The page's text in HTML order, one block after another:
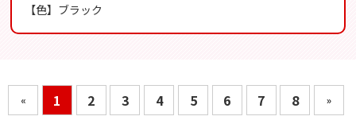
【色】ブラック
« 1 2 3 4 5 6 7 8 »